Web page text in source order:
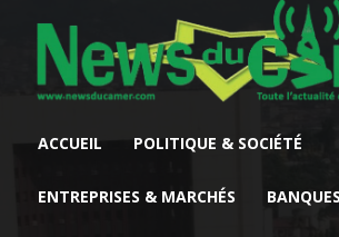
ACCUEIL POLITIQUE & SOCIÉTÉ
ENTREPRISES & MARCHÉS